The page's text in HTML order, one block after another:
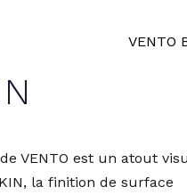
VENTO
de VENTO est un atout
la finition de surface